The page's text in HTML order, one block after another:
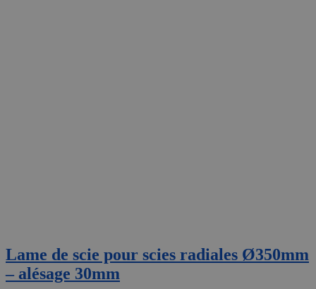
Lame de scie pour scies radiales Ø350mm
– alésage 30mm